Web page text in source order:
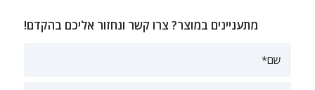
מתעניינים במוצר? צרו קשר ונחזור אליכם בהקדם!